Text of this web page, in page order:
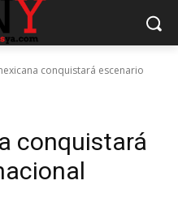
conquistará escenario
conquistará